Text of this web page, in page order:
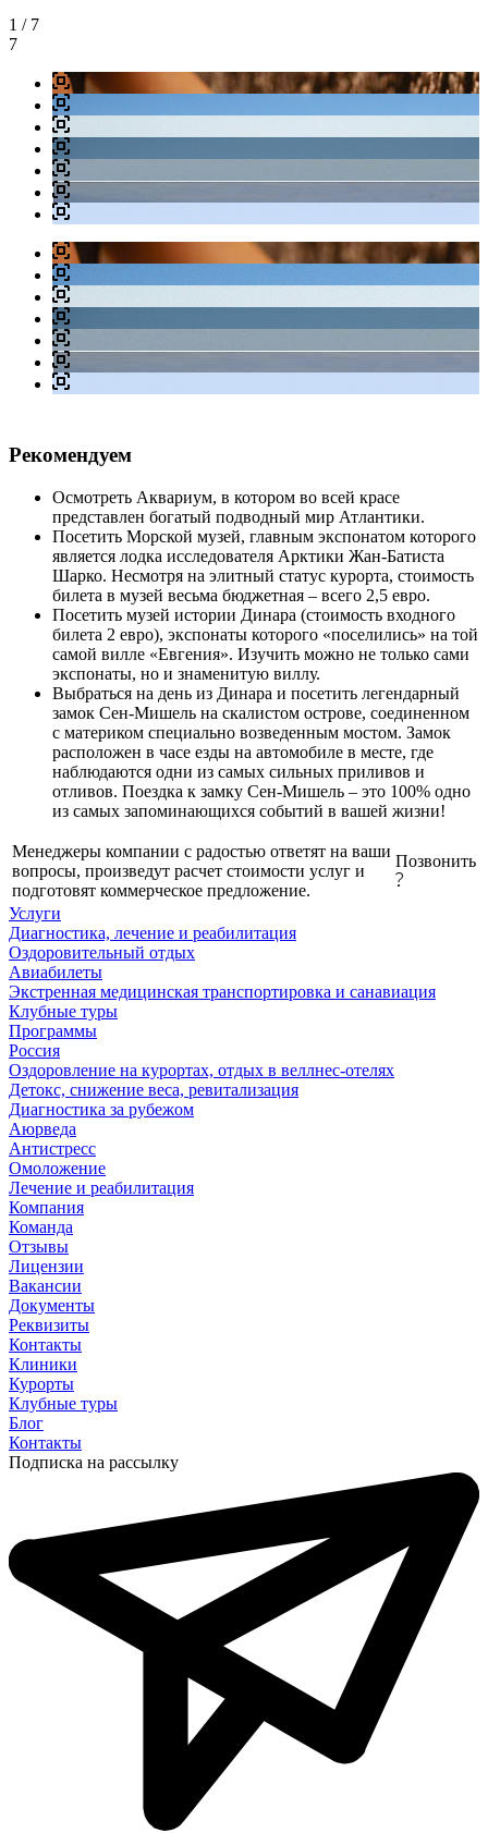
1 / 7
7
Рекомендуем
Осмотреть Аквариум, в котором во всей красе
представлен богатый подводный мир Атлантики.
Посетить Морской музей, главным экспонатом которого
является лодка исследователя Арктики Жан-Батиста
Шарко. Несмотря на элитный статус курорта, стоимость
билета в музей весьма бюджетная – всего 2,5 евро.
Посетить музей истории Динара (стоимость входного
билета 2 евро), экспонаты которого «поселились» на той
самой вилле «Евгения». Изучить можно не только сами
экспонаты, но и знаменитую виллу.
Выбраться на день из Динара и посетить легендарный
замок Сен-Мишель на скалистом острове, соединенном
с материком специально возведенным мостом. Замок
расположен в часе езды на автомобиле в месте, где
наблюдаются одни из самых сильных приливов и
отливов. Поездка к замку Сен-Мишель – это 100% одно
из самых запоминающихся событий в вашей жизни!
Менеджеры компании с радостью ответят на ваши
вопросы, произведут расчет стоимости услуг и
подготовят коммерческое предложение.
Позвонить
Услуги
Диагностика, лечение и реабилитация
Оздоровительный отдых
Авиабилеты
Экстренная медицинская транспортировка и санавиация
Клубные туры
Программы
Россия
Оздоровление на курортах, отдых в веллнес-отелях
Детокс, снижение веса, ревитализация
Диагностика за рубежом
Аюрведа
Антистресс
Омоложение
Лечение и реабилитация
Компания
Команда
Отзывы
Лицензии
Вакансии
Документы
Реквизиты
Контакты
Клиники
Курорты
Клубные туры
Блог
Контакты
Подписка на рассылку